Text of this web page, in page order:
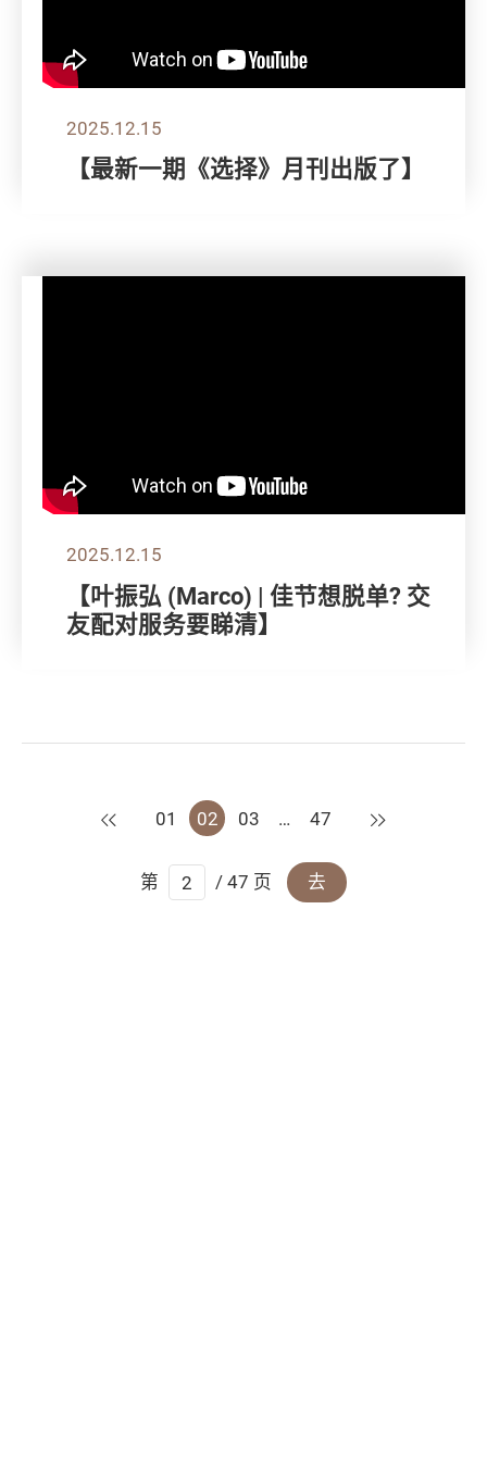
2025.12.15
【最新一期《选择》月刊出版了】
2025.12.15
【叶振弘 (Marco) | 佳节想脱单? 交
友配对服务要睇清】
上一页
01 02 03 … 47 下一页
第 / 47 页 去